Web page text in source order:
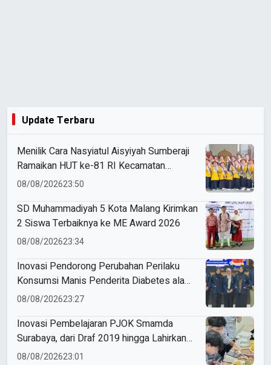
Update Terbaru
Menilik Cara Nasyiatul Aisyiyah Sumberaji
Ramaikan HUT ke-81 RI Kecamatan
Sukodadi
08/08/202623:50
SD Muhammadiyah 5 Kota Malang Kirimkan
2 Siswa Terbaiknya ke ME Award 2026
08/08/202623:34
Inovasi Pendorong Perubahan Perilaku
Konsumsi Manis Penderita Diabetes ala
Mahasiswa Unesa
08/08/202623:27
Inovasi Pembelajaran PJOK Smamda
Surabaya, dari Draf 2019 hingga Lahirkan
Modul Gizi Digital
08/08/202623:01